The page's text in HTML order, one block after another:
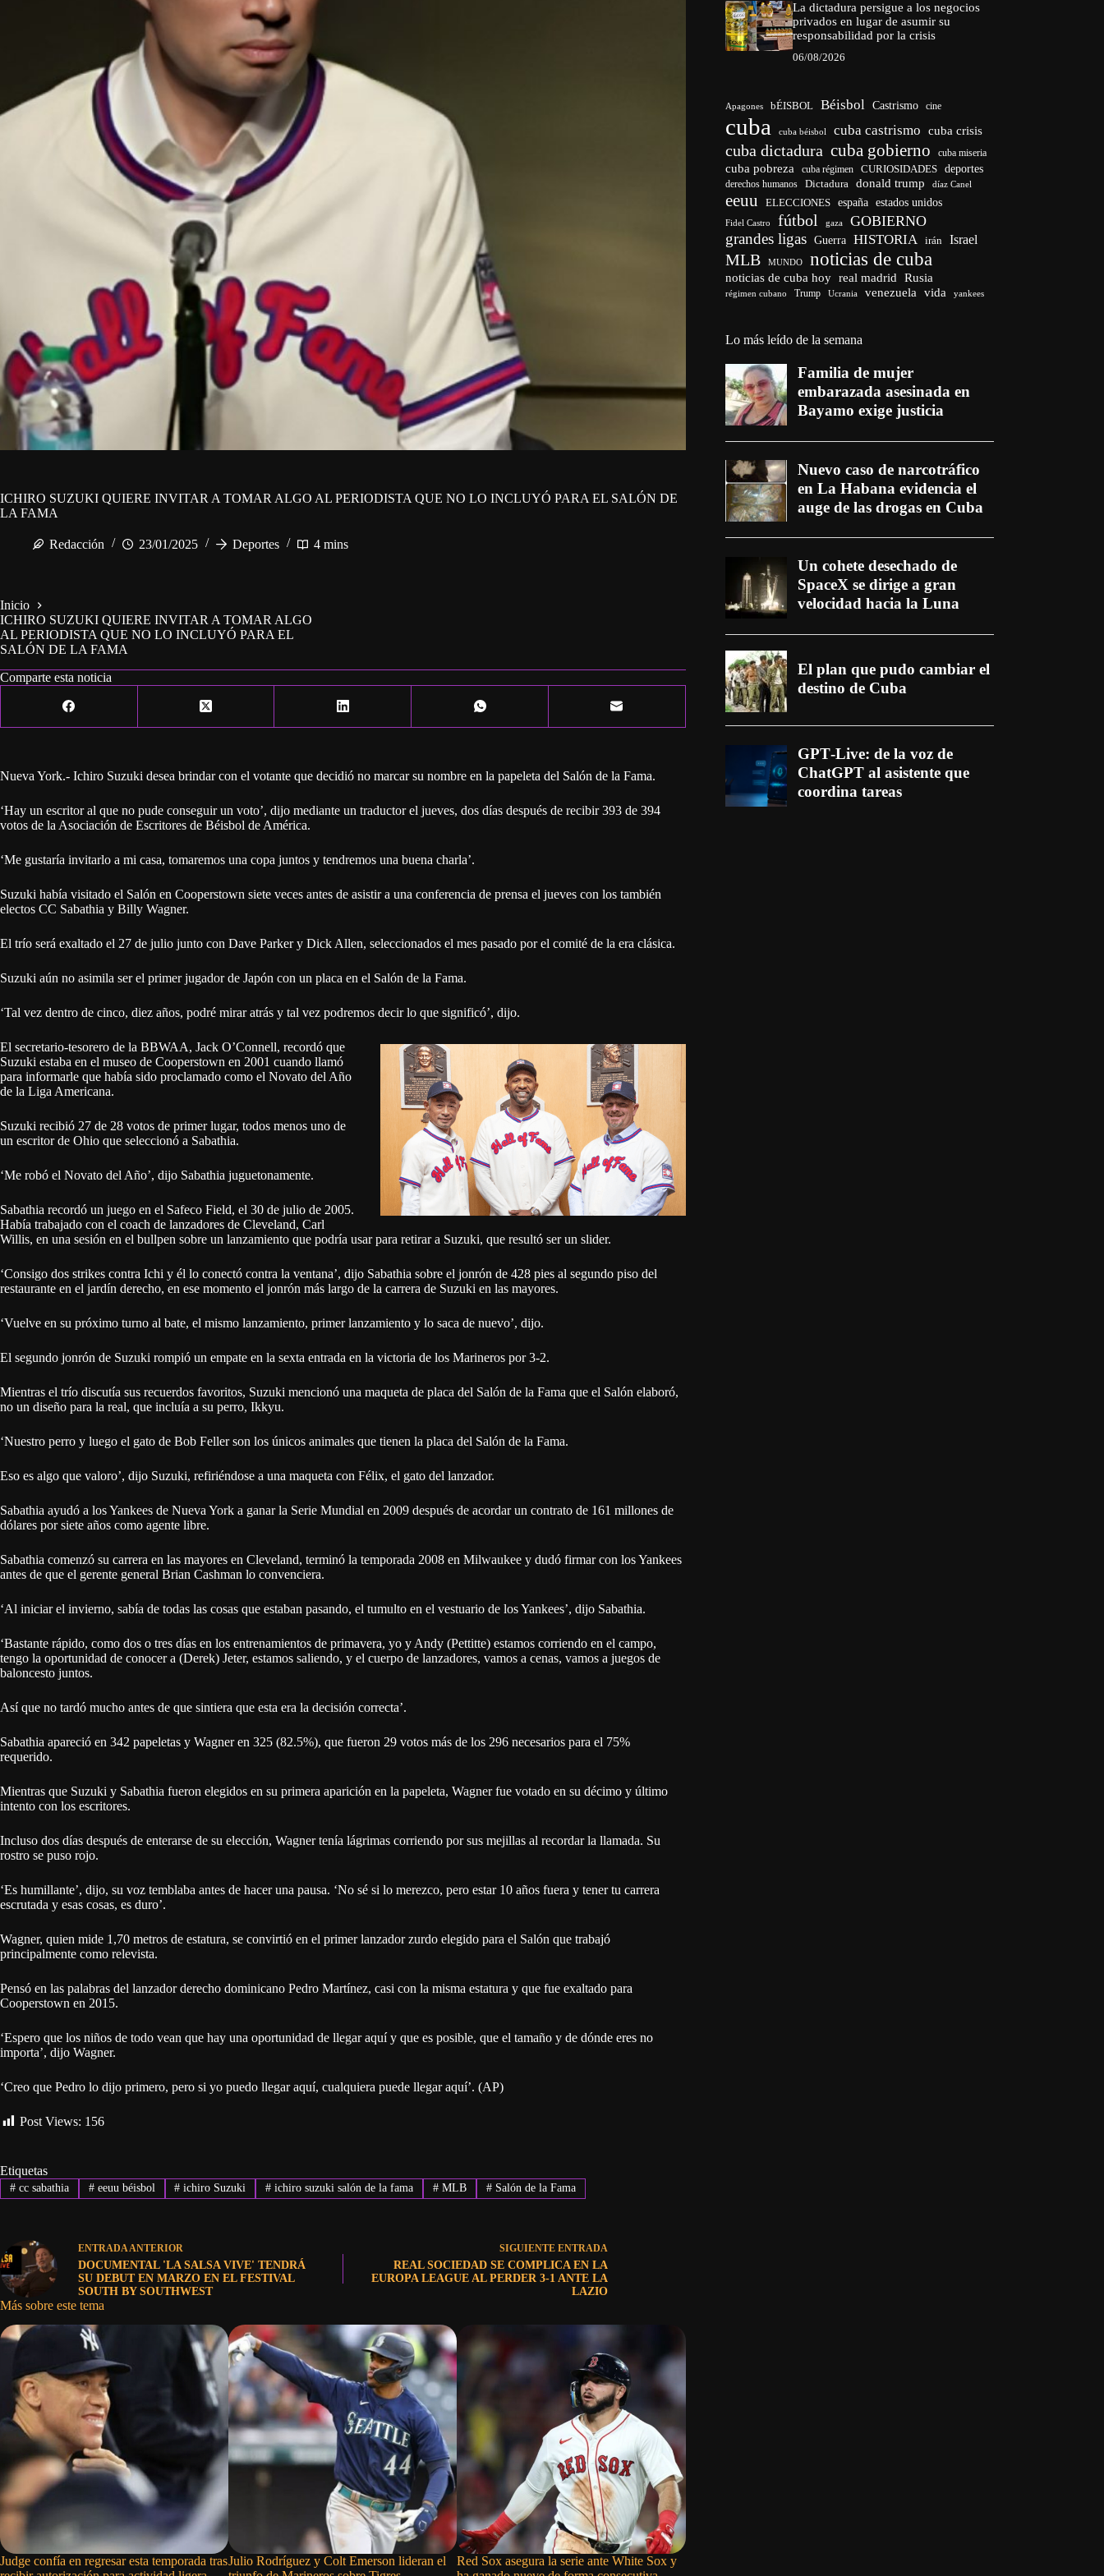
ICHIRO SUZUKI QUIERE INVITAR A TOMAR ALGO AL PERIODISTA QUE NO LO INCLUYÓ PARA EL SALÓN DE
LA FAMA
Redacción 23/01/2025 Deportes 4 mins
Inicio
ICHIRO SUZUKI QUIERE INVITAR A TOMAR ALGO
AL PERIODISTA QUE NO LO INCLUYÓ PARA EL
SALÓN DE LA FAMA
Comparte esta noticia
Nueva York.- Ichiro Suzuki desea brindar con el votante que decidió no marcar su nombre en la papeleta del Salón de la Fama.
‘Hay un escritor al que no pude conseguir un voto’, dijo mediante un traductor el jueves, dos días después de recibir 393 de 394
votos de la Asociación de Escritores de Béisbol de América.
‘Me gustaría invitarlo a mi casa, tomaremos una copa juntos y tendremos una buena charla’.
Suzuki había visitado el Salón en Cooperstown siete veces antes de asistir a una conferencia de prensa el jueves con los también
electos CC Sabathia y Billy Wagner.
El trío será exaltado el 27 de julio junto con Dave Parker y Dick Allen, seleccionados el mes pasado por el comité de la era clásica.
Suzuki aún no asimila ser el primer jugador de Japón con un placa en el Salón de la Fama.
‘Tal vez dentro de cinco, diez años, podré mirar atrás y tal vez podremos decir lo que significó’, dijo.
El secretario-tesorero de la BBWAA, Jack O’Connell, recordó que
Suzuki estaba en el museo de Cooperstown en 2001 cuando llamó
para informarle que había sido proclamado como el Novato del Año
de la Liga Americana.
Suzuki recibió 27 de 28 votos de primer lugar, todos menos uno de
un escritor de Ohio que seleccionó a Sabathia.
‘Me robó el Novato del Año’, dijo Sabathia juguetonamente.
Sabathia recordó un juego en el Safeco Field, el 30 de julio de 2005.
Había trabajado con el coach de lanzadores de Cleveland, Carl
Willis, en una sesión en el bullpen sobre un lanzamiento que podría usar para retirar a Suzuki, que resultó ser un slider.
‘Consigo dos strikes contra Ichi y él lo conectó contra la ventana’, dijo Sabathia sobre el jonrón de 428 pies al segundo piso del
restaurante en el jardín derecho, en ese momento el jonrón más largo de la carrera de Suzuki en las mayores.
‘Vuelve en su próximo turno al bate, el mismo lanzamiento, primer lanzamiento y lo saca de nuevo’, dijo.
El segundo jonrón de Suzuki rompió un empate en la sexta entrada en la victoria de los Marineros por 3-2.
Mientras el trío discutía sus recuerdos favoritos, Suzuki mencionó una maqueta de placa del Salón de la Fama que el Salón elaboró,
no un diseño para la real, que incluía a su perro, Ikkyu.
‘Nuestro perro y luego el gato de Bob Feller son los únicos animales que tienen la placa del Salón de la Fama.
Eso es algo que valoro’, dijo Suzuki, refiriéndose a una maqueta con Félix, el gato del lanzador.
Sabathia ayudó a los Yankees de Nueva York a ganar la Serie Mundial en 2009 después de acordar un contrato de 161 millones de
dólares por siete años como agente libre.
Sabathia comenzó su carrera en las mayores en Cleveland, terminó la temporada 2008 en Milwaukee y dudó firmar con los Yankees
antes de que el gerente general Brian Cashman lo convenciera.
‘Al iniciar el invierno, sabía de todas las cosas que estaban pasando, el tumulto en el vestuario de los Yankees’, dijo Sabathia.
‘Bastante rápido, como dos o tres días en los entrenamientos de primavera, yo y Andy (Pettitte) estamos corriendo en el campo,
tengo la oportunidad de conocer a (Derek) Jeter, estamos saliendo, y el cuerpo de lanzadores, vamos a cenas, vamos a juegos de
baloncesto juntos.
Así que no tardó mucho antes de que sintiera que esta era la decisión correcta’.
Sabathia apareció en 342 papeletas y Wagner en 325 (82.5%), que fueron 29 votos más de los 296 necesarios para el 75%
requerido.
Mientras que Suzuki y Sabathia fueron elegidos en su primera aparición en la papeleta, Wagner fue votado en su décimo y último
intento con los escritores.
Incluso dos días después de enterarse de su elección, Wagner tenía lágrimas corriendo por sus mejillas al recordar la llamada. Su
rostro se puso rojo.
‘Es humillante’, dijo, su voz temblaba antes de hacer una pausa. ‘No sé si lo merezco, pero estar 10 años fuera y tener tu carrera
escrutada y esas cosas, es duro’.
Wagner, quien mide 1,70 metros de estatura, se convirtió en el primer lanzador zurdo elegido para el Salón que trabajó
principalmente como relevista.
Pensó en las palabras del lanzador derecho dominicano Pedro Martínez, casi con la misma estatura y que fue exaltado para
Cooperstown en 2015.
‘Espero que los niños de todo vean que hay una oportunidad de llegar aquí y que es posible, que el tamaño y de dónde eres no
importa’, dijo Wagner.
‘Creo que Pedro lo dijo primero, pero si yo puedo llegar aquí, cualquiera puede llegar aquí’. (AP)
Post Views: 156
Etiquetas
#cc sabathia #eeuu béisbol # ichiro Suzuki # ichiro suzuki salón de la fama # MLB #Salón de la Fama
ENTRADA ANTERIOR
DOCUMENTAL 'LA SALSA VIVE' TENDRÁ
SU DEBUT EN MARZO EN EL FESTIVAL
SOUTH BY SOUTHWEST
SIGUIENTE ENTRADA
REAL SOCIEDAD SE COMPLICA EN LA
EUROPA LEAGUE AL PERDER 3-1 ANTE LA
LAZIO
Más sobre este tema
Judge confía en regresar esta temporada trasJulio Rodríguez y Colt Emerson lideran el
Red Sox asegura la serie ante White Sox y
La dictadura persigue a los negocios
privados en lugar de asumir su
responsabilidad por la crisis
06/08/2026
Apagones bÉISBOL Béisbol Castrismo cine
cuba cuba béisbol cuba castrismo cuba crisis
cuba dictadura cuba gobierno cuba miseria
cuba pobreza cuba régimen CURIOSIDADES deportes
derechos humanos Dictadura donald trump díaz Canel
eeuu ELECCIONES españa estados unidos
Fidel Castro fútbol gaza GOBIERNO
grandes ligas Guerra HISTORIA irán Israel
MLB MUNDO noticias de cuba
noticias de cuba hoy real madrid Rusia
régimen cubano Trump Ucrania venezuela vida yankees
Lo más leído de la semana